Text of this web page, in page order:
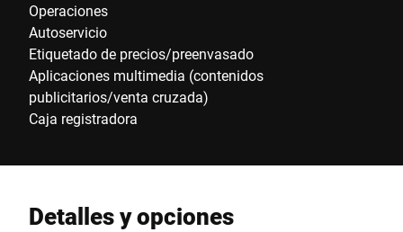
Operaciones
Autoservicio
Etiquetado de precios/preenvasado
Aplicaciones multimedia (contenidos
publicitarios/venta cruzada)
Caja registradora
Detalles y opciones